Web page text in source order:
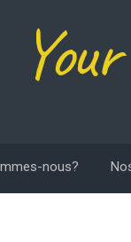
nous?